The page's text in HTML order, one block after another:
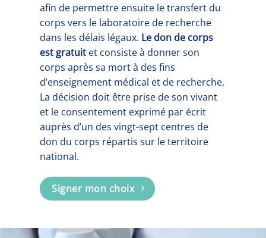
afin de permettre ensuite le transfert du
corps vers le laboratoire de recherche
dans les délais légaux. Le don de corps
est gratuit et consiste à donner son
corps après sa mort à des fins
d’enseignement médical et de recherche.
La décision doit être prise de son vivant
et le consentement exprimé par écrit
auprès d’un des vingt-sept centres de
don du corps répartis sur le territoire
national.
Signer mon choix